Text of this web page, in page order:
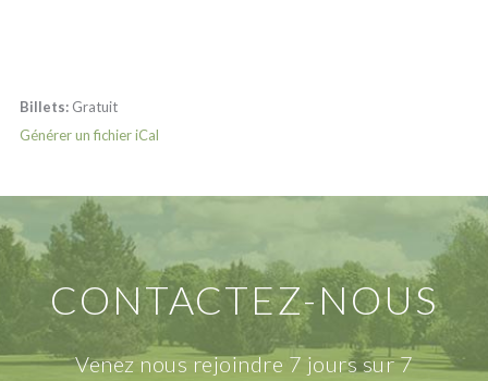
Billets: Gratuit
Générer un fichier iCal
CONTACTEZ-NOUS
Venez nous rejoindre 7 jours sur 7